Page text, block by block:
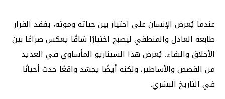
عندما يُعرض الإنسان على اختيار بين حياته وموته، يفقد القرار
طابعه العادل والمنطقي ليصبح اختيارًا شاقًا يعكس صراعًا بين
الأخلاق والبقاء. يُعرض هذا السيناريو المأساوي في العديد
من القصص والأساطير، ولكنه أيضًا يجسّد واقعًا حدث أحيانًا
في التاريخ البشري.